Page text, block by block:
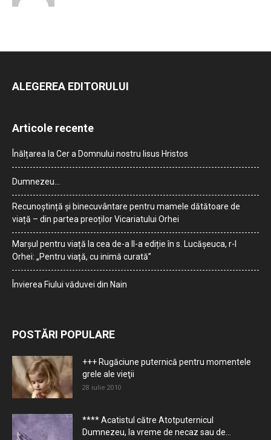
ALEGEREA EDITORULUI
Articole recente
Înălțarea la Cer a Domnului nostru Iisus Hristos
Dumnezeu…
Recunoștință și binecuvântare pentru mamele dătătoare de
viață – din partea preoților Vicariatului Orhei
Marșul pentru viață la cea de-a II-a ediție în s. Lucășeuca, r-l
Orhei: „Pentru viață, cu inimă curată”
Învierea Fiului văduvei din Nain
POSTĂRI POPULARE
+++ Rugăciune puternică pentru momentele
grele ale vieţii
28 iulie 2010
**** Acatistul către Atotputernicul
Dumnezeu, la vreme de necaz sau de...